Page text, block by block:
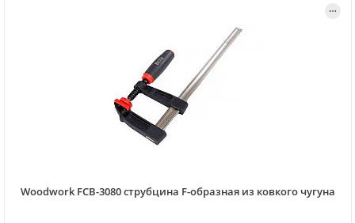
Woodwork FCB-3080 струбцина F-образная из ковкого чугуна